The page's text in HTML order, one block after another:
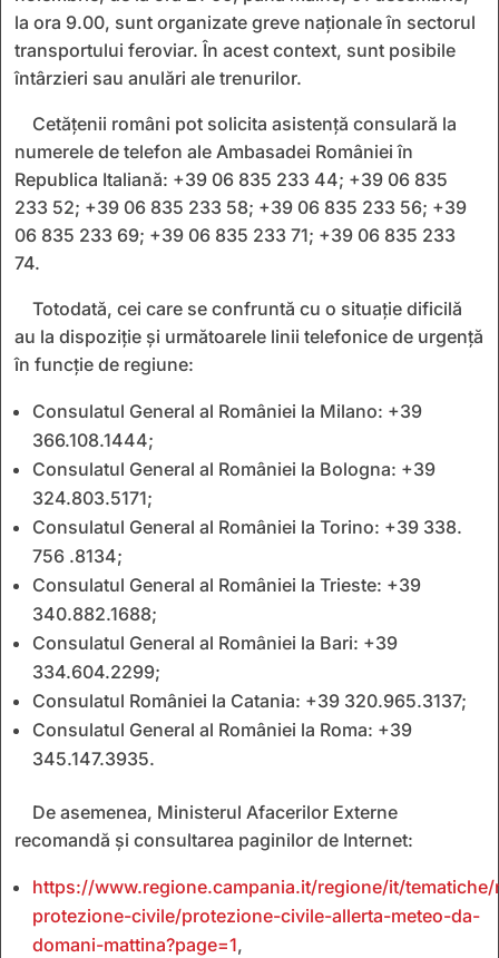
la ora 9.00, sunt organizate greve naţionale în sectorul
transportului feroviar. În acest context, sunt posibile
întârzieri sau anulări ale trenurilor.
Cetăţenii români pot solicita asistenţă consulară la
numerele de telefon ale Ambasadei României în
Republica Italiană: +39 06 835 233 44; +39 06 835
233 52; +39 06 835 233 58; +39 06 835 233 56; +39
06 835 233 69; +39 06 835 233 71; +39 06 835 233
74.
Totodată, cei care se confruntă cu o situaţie dificilă
au la dispoziţie şi următoarele linii telefonice de urgenţă
în funcţie de regiune:
Consulatul General al României la Milano: +39
366.108.1444;
Consulatul General al României la Bologna: +39
324.803.5171;
Consulatul General al României la Torino: +39 338.
756 .8134;
Consulatul General al României la Trieste: +39
340.882.1688;
Consulatul General al României la Bari: +39
334.604.2299;
Consulatul României la Catania: +39 320.965.3137;
Consulatul General al României la Roma: +39
345.147.3935.
De asemenea, Ministerul Afacerilor Externe
recomandă și consultarea paginilor de Internet:
https://www.regione.campania.it/regione/it/tematiche/
protezione-civile/protezione-civile-allerta-meteo-da-
domani-mattina?page=1,